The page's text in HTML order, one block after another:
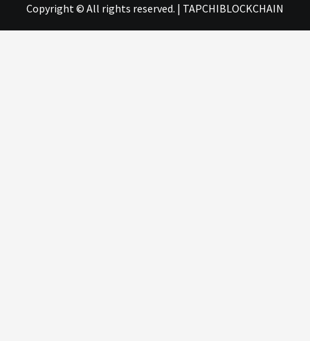
Copyright © All rights reserved. | TAPCHIBLOCKCHAIN